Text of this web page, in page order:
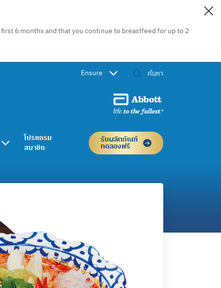
6 months and that you continue to breastfeed for up to 2
Ensure
โปรแกรม
สมาชิก
รับผลิตภัณฑ์
ทดลองฟรี